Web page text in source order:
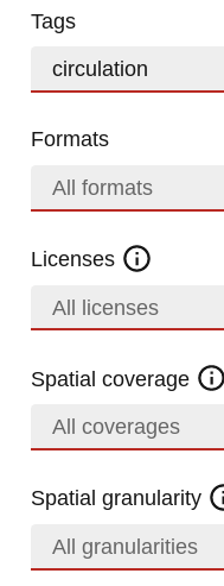
Tags
circulation
Formats
All formats
Licenses
All licenses
Spatial coverage
All coverages
Spatial granularity
All granularities